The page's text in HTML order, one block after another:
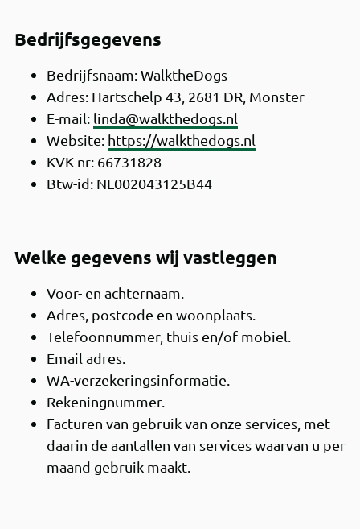
Bedrijfsgegevens
Bedrijfsnaam: WalktheDogs
Adres: Hartschelp 43, 2681 DR, Monster
E-mail: linda@walkthedogs.nl
Website: https://walkthedogs.nl
KVK-nr: 66731828
Btw-id: NL002043125B44
Welke gegevens wij vastleggen
Voor- en achternaam.
Adres, postcode en woonplaats.
Telefoonnummer, thuis en/of mobiel.
Email adres.
WA-verzekeringsinformatie.
Rekeningnummer.
Facturen van gebruik van onze services, met
daarin de aantallen van services waarvan u per
maand gebruik maakt.